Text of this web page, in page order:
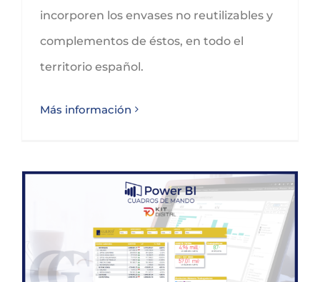
incorporen los envases no reutilizables y
complementos de éstos, en todo el
territorio español.
Más información